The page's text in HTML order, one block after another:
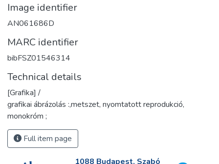
Image identifier
AN061686D
MARC identifier
bibFSZ01546314
Technical details
[Grafika] /
grafikai ábrázolás :,metszet, nyomtatott reprodukció,
monokróm ;
Full item page
1088 Budapest, Szabó